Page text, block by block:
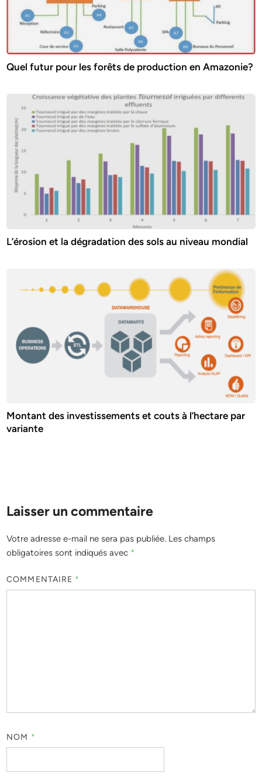
Quel futur pour les forêts de production en Amazonie?
L’érosion et la dégradation des sols au niveau mondial
Montant des investissements et couts à l’hectare par
variante
Laisser un commentaire
Votre adresse e-mail ne sera pas publiée. Les champs
obligatoires sont indiqués avec *
COMMENTAIRE *
NOM *